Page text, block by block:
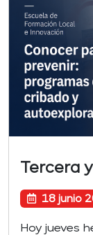
Tercera
18 junio
Hoy jueves